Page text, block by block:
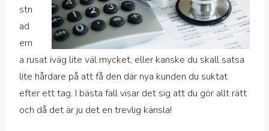
stn
ad
ern
a rusat iväg lite väl mycket, eller kanske du skall satsa
lite hårdare på att få den där nya kunden du suktat
efter ett tag. I bästa fall visar det sig att du gör allt rätt
och då det är ju det en trevlig känsla!